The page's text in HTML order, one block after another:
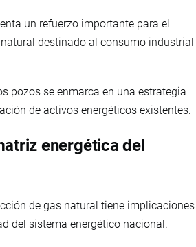
un refuerzo importante para el
destinado al consumo industrial
pozos se enmarca en una estrategia
de activos energéticos existentes.
energética del
de gas natural tiene implicaciones
del sistema energético nacional.